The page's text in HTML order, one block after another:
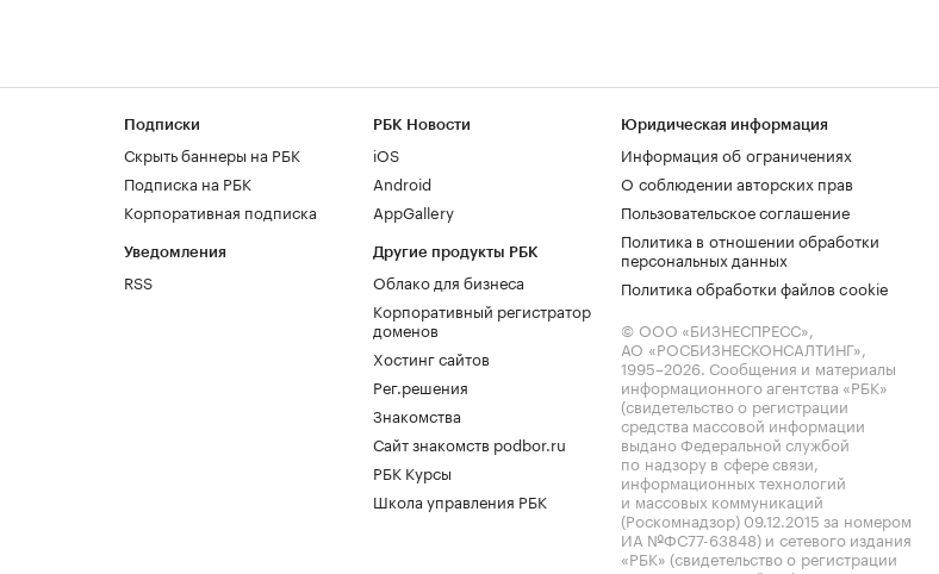
Подписки
Скрыть баннеры на РБК
Подписка на РБК
Корпоративная подписка
Уведомления
RSS
РБК Новости
iOS
Android
AppGallery
Другие продукты РБК
Облако для бизнеса
Корпоративный регистратор
доменов
Хостинг сайтов
Рег.решения
Знакомства
Сайт знакомств podbor.ru
РБК Курсы
Школа управления РБК
Юридическая информация
Информация об ограничениях
О соблюдении авторских прав
Пользовательское соглашение
Политика в отношении обработки
персональных данных
Политика обработки файлов cookie
© ООО «БИЗНЕСПРЕСС»,
АО «РОСБИЗНЕСКОНСАЛТИНГ»,
1995–2026. Сообщения и материалы
информационного агентства «РБК»
(свидетельство о регистрации
средства массовой информации
выдано Федеральной службой
по надзору в сфере связи,
информационных технологий
и массовых коммуникаций
(Роскомнадзор) 09.12.2015 за номером
ИА №ФС77-63848) и сетевого издания
«РБК» (свидетельство о регистрации